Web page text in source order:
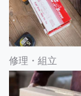
修理・組立